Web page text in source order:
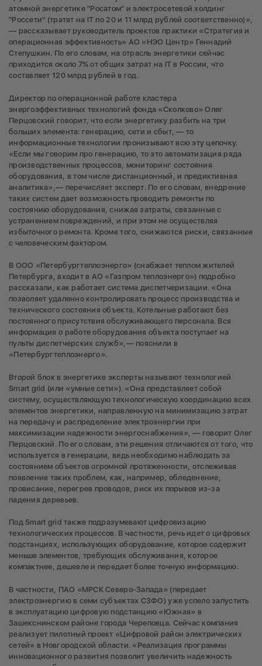
атомной энергетике "Росатом" и электросетевой холдинг
"Россети" (тратят на IT по 20 и 11 млрд рублей соответственно)»,
— рассказывает руководитель проектов практики «Стратегия и
операционная эффективность» АО «НЭО Центр» Геннадий
Степушкин. По его словам, на отрасль энергетики сейчас
приходится около 7% от общих затрат на IT в России, что
составляет 120 млрд рублей в год.
Директор по операционной работе кластера
энергоэффективных технологий фонда «Сколково» Олег
Перцовский говорит, что если энергетику разбить на три
больших элемента: генерацию, сети и сбыт, — то
информационные технологии пронизывают всю эту цепочку.
«Если мы говорим про генерацию, то это автоматизация ряда
производственных процессов, мониторинг состояния
оборудования, в том числе дистанционный, и предиктивная
аналитика»,— перечисляет эксперт. По его словам, внедрение
таких систем дает возможность проводить ремонты по
состоянию оборудования, снижая затраты, связанные с
устранением повреждений, и при этом не осуществляя
избыточного ремонта. Кроме того, снижаются риски, связанные
с человеческим фактором.
В ООО «Петербургтеплоэнерго» (снабжает теплом жителей
Петербурга, входит в АО «Газпром теплоэнерго») подробно
рассказали, как работает система диспетчеризации. «Она
позволяет удаленно контролировать процесс производства и
технического состояния объекта. Котельные работают без
постоянного присутствия обслуживающего персонала. Вся
информация о работе оборудования объекта поступает на
пульты диспетчерских служб»,— пояснили в
«Петербургтеплоэнерго».
Второй блок в энергетике эксперты называют технологией
Smart grid (или «умные сети»). «Она представляет собой
систему, осуществляющую технологическую координацию всех
элементов энергетики, направленную на минимизацию затрат
на передачу и распределение электроэнергии при
максимизации надежности энергоснабжения», — говорит Олег
Перцовский. По его словам, эти решения отличаются от того, что
используется в генерации, ведь необходимо наблюдать за
состоянием объектов огромной протяженности, отслеживая
появление таких проблем, как, например, обледенение,
провисание, перегрев проводов, риск их порывов из-за
падения деревьев.
Под Smart grid также подразумевают цифровизацию
технологических процессов. В частности, речь идет о цифровых
подстанциях, использующих оборудование, которое содержит
меньше элементов, требующих обслуживания, которое
компактнее, дешевле и передает более точную информацию.
В частности, ПАО «МРСК Северо-Запада» (передает
электроэнергию в семи субъектах СЗФО) уже успело запустить
в эксплуатацию цифровую подстанцию «Южная» в
Зашекснинском районе города Череповца. Сейчас компания
реализует пилотный проект «Цифровой район электрических
сетей» в Новгородской области. «Реализация программы
инновационного развития позволит увеличить надежность